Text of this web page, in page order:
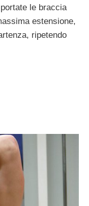
le braccia
estensione,
ripetendo